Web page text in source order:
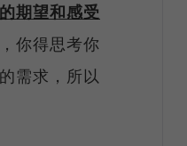
期望和感受
你得思考你
需求，所以